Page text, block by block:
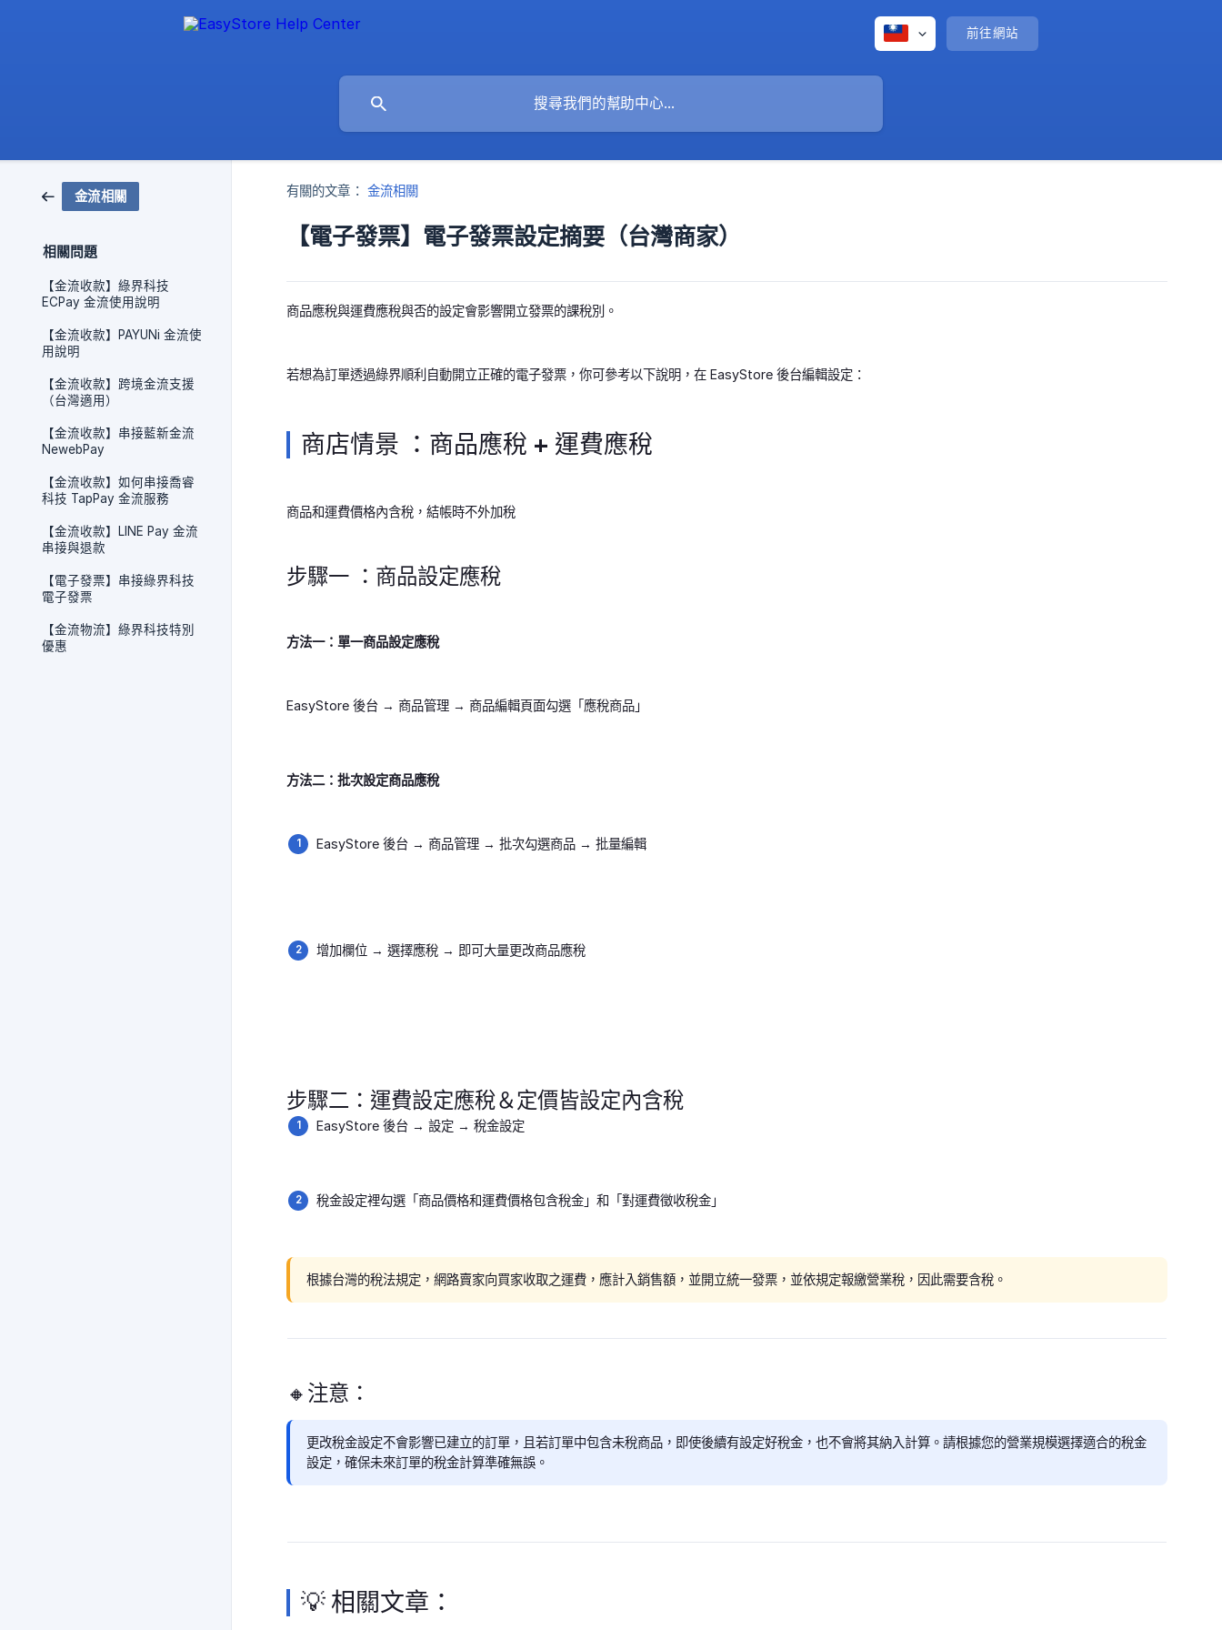
前往網站
金流相關
相關問題
【金流收款】綠界科技
ECPay 金流使用說明
【金流收款】PAYUNi 金流使
用說明
【金流收款】跨境金流支援
（台灣適用）
【金流收款】串接藍新金流
NewebPay
【金流收款】如何串接喬睿
科技 TapPay 金流服務
【金流收款】LINE Pay 金流
串接與退款
【電子發票】串接綠界科技
電子發票
【金流物流】綠界科技特別
優惠
有關的文章： 金流相關
【電子發票】電子發票設定摘要（台灣商家）
商品應稅與運費應稅與否的設定會影響開立發票的課稅別。
若想為訂單透過綠界順利自動開立正確的電子發票，你可參考以下說明，在 EasyStore 後台編輯設定：
商店情景 ：商品應稅 + 運費應稅
商品和運費價格內含稅，結帳時不外加稅
步驟一 ：商品設定應稅
方法一：單一商品設定應稅
EasyStore 後台 → 商品管理 → 商品編輯頁面勾選「應稅商品」
方法二：批次設定商品應稅
EasyStore 後台 → 商品管理 → 批次勾選商品 → 批量編輯
增加欄位 → 選擇應稅 → 即可大量更改商品應稅
步驟二：運費設定應稅＆定價皆設定內含稅
EasyStore 後台 → 設定 → 稅金設定
稅金設定裡勾選「商品價格和運費價格包含稅金」和「對運費徵收稅金」
根據台灣的稅法規定，網路賣家向買家收取之運費，應計入銷售額，並開立統一發票，並依規定報繳營業稅，因此需要含稅。
🔸注意：
更改稅金設定不會影響已建立的訂單，且若訂單中包含未稅商品，即使後續有設定好稅金，也不會將其納入計算。請根據您的營業規模選擇適合的稅金
設定，確保未來訂單的稅金計算準確無誤。
💡 相關文章：